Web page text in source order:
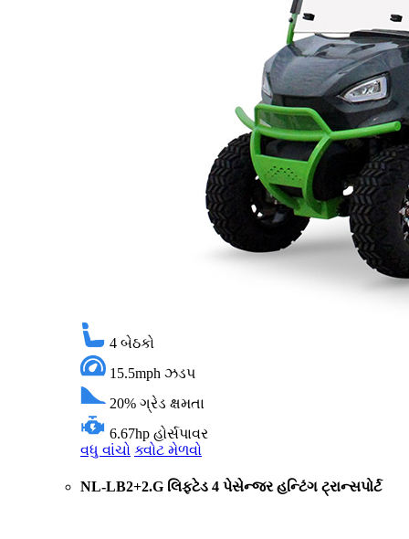
4 બેઠકો
15.5mph ઝડપ
20% ગ્રેડ ક્ષમતા
6.67hp હોર્સપાવર
વધુ વાંચો ક્વોટ મેળવો
NL-LB2+2.G લિફ્ટેડ 4 પેસેન્જર હન્ટિંગ ટ્રાન્સપોર્ટ